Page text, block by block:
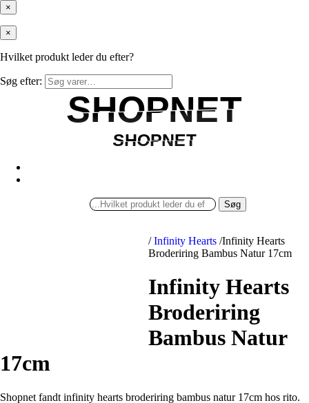
×
×
Hvilket produkt leder du efter?
Søg efter:
SHOPNET
SHOPNET
SHOPNET
SHOPNET
Søg
/ Infinity Hearts /Infinity Hearts
Broderiring Bambus Natur 17cm
Infinity Hearts
Broderiring
Bambus Natur
17cm
Shopnet fandt infinity hearts broderiring bambus natur 17cm hos rito.